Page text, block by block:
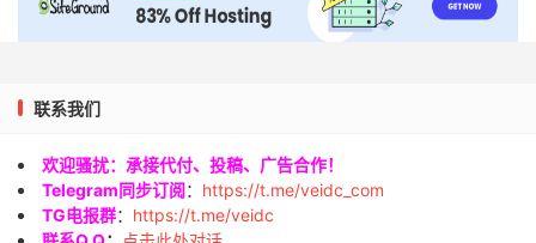
联系我们
欢迎骚扰：承接代付、投稿、广告合作！
Telegram同步订阅： https://t.me/veidc_com
TG电报群： https://t.me/veidc